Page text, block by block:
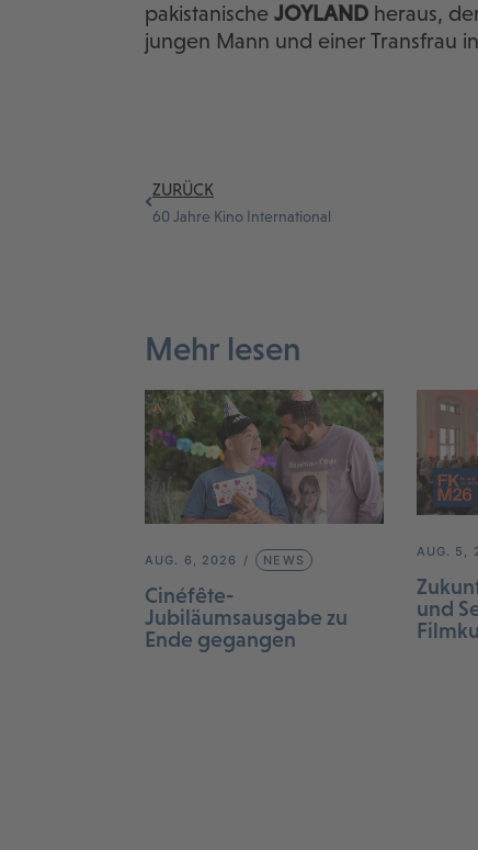
pakistanische JOYLAND heraus,
jungen Mann und einer Transfrau
ZURÜCK
60 Jahre Kino International
Mehr lesen
AUG. 6, 2026 NEWS
Cinéfête-
Jubiläumsausgabe zu
Ende gegangen
AUG. 5,
und